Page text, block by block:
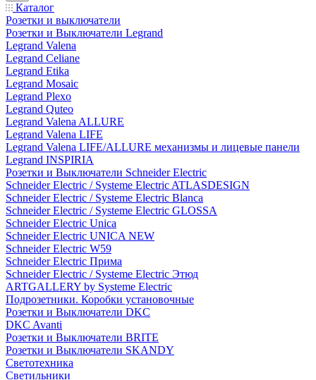
Каталог
Розетки и выключатели
Розетки и Выключатели Legrand
Legrand Valena
Legrand Celiane
Legrand Etika
Legrand Mosaic
Legrand Plexo
Legrand Quteo
Legrand Valena ALLURE
Legrand Valena LIFE
Legrand Valena LIFE/ALLURE механизмы и лицевые панели
Legrand INSPIRIA
Розетки и Выключатели Schneider Electric
Schneider Electric / Systeme Electric ATLASDESIGN
Schneider Electric / Systeme Electric Blanca
Schneider Electric / Systeme Electric GLOSSA
Schneider Electric Unica
Schneider Electric UNICA NEW
Schneider Electric W59
Schneider Electric Прима
Schneider Electric / Systeme Electric Этюд
ARTGALLERY by Systeme Electric
Подрозетники. Коробки установочные
Розетки и Выключатели DKC
DKC Avanti
Розетки и Выключатели BRITE
Розетки и Выключатели SKANDY
Светотехника
Светильники